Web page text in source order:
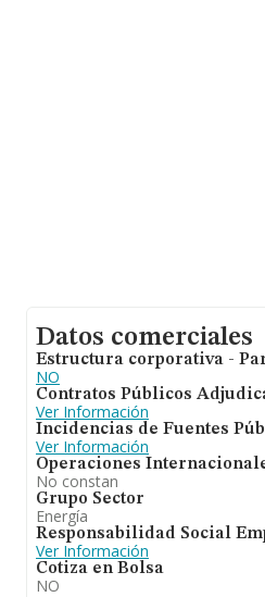
Datos comerciales
Estructura corporativa -
NO
Contratos Públicos
Ver Información
Incidencias de Fuentes
Ver Información
Operaciones
No constan
Grupo Sector
Energía
Responsabilidad Social
Ver Información
Cotiza en Bolsa
NO